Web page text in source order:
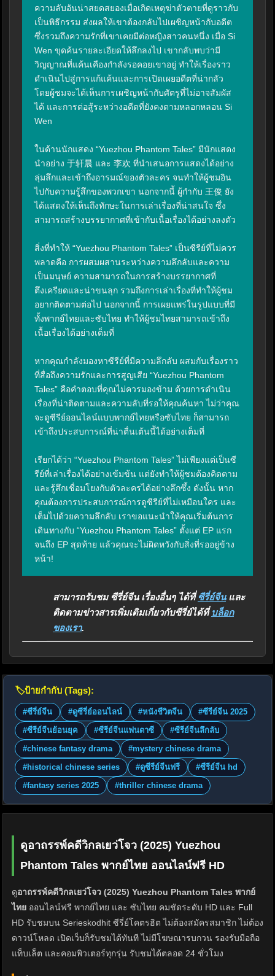
ความลับอันน่าสยดสยองเมื่อเกิดเหตุฆ่าตัวตายที่ดูราวกับ
เป็นพิธีกรรม ส่งผลให้เขาต้องกลับไปเผชิญหน้ากับอดีต
ซึ่งรวมถึงความรักที่เขาเคยมีต่อหญิงสาวคนหนึ่ง เมื่อ Si
Wen ขุดค้นรายละเอียดให้ลึกลงไป เขากลับพบว่ามี
วิญญาณที่แค้นเคืองกำลังรอคอยเขาอยู่ ทำให้เรื่องราว
ดำเนินไปสู่การแก้แค้นและการเปิดเผยอดีตที่น่ากลัว
โดยผู้ชมจะได้เห็นการเผชิญหน้ากับศัตรูที่ไม่อาจสัมผัส
ได้ และการต่อสู้ระหว่างอดีตที่ยังคงตามหลอกหลอน Si
Wen
ในด้านนักแสดง “Yuezhou Phantom Tales” มีนักแสดง
นำอย่าง 于轩晨 และ 李欢 ที่นำเสนอการแสดงได้อย่าง
ลุ่มลึกและเข้าถึงอารมณ์ของตัวละคร จนทำให้ผู้ชมอิน
ไปกับความรู้สึกของพวกเขา นอกจากนี้ ผู้กำกับ 王俊 ยัง
ได้แสดงให้เห็นถึงทักษะในการเล่าเรื่องที่น่าสนใจ ซึ่ง
สามารถสร้างบรรยากาศที่เข้ากับเนื้อเรื่องได้อย่างลงตัว
สิ่งที่ทำให้ “Yuezhou Phantom Tales” เป็นซีรีย์ที่ไม่ควร
พลาดคือ การผสมผสานระหว่างความลึกลับและความ
เป็นมนุษย์ ความสามารถในการสร้างบรรยากาศที่
ตึงเครียดและน่าขนลุก รวมถึงการเล่าเรื่องที่ทำให้ผู้ชม
อยากติดตามต่อไป นอกจากนี้ การเผยแพร่ในรูปแบบที่มี
ทั้งพากย์ไทยและซับไทย ทำให้ผู้ชมไทยสามารถเข้าถึง
เนื้อเรื่องได้อย่างเต็มที่
หากคุณกำลังมองหาซีรีย์ที่มีความลึกลับ ผสมกับเรื่องราว
ที่สื่อถึงความรักและการสูญเสีย “Yuezhou Phantom
Tales” คือคำตอบที่คุณไม่ควรมองข้าม ด้วยการดำเนิน
เรื่องที่น่าติดตามและความลับที่รอให้คุณค้นหา ไม่ว่าคุณ
จะดูซีรีย์ออนไลน์แบบพากย์ไทยหรือซับไทย ก็สามารถ
เข้าถึงประสบการณ์ที่น่าตื่นเต้นนี้ได้อย่างเต็มที่
เรียกได้ว่า “Yuezhou Phantom Tales” ไม่เพียงแต่เป็นซี
รีย์ที่เล่าเรื่องได้อย่างเข้มข้น แต่ยังทำให้ผู้ชมต้องคิดตาม
และรู้สึกเชื่อมโยงกับตัวละครได้อย่างลึกซึ้ง ดังนั้น หาก
คุณต้องการประสบการณ์การดูซีรีย์ที่ไม่เหมือนใคร และ
เต็มไปด้วยความลึกลับ เราขอแนะนำให้คุณเริ่มต้นการ
เดินทางกับ “Yuezhou Phantom Tales” ตั้งแต่ EP แรก
จนถึง EP สุดท้าย แล้วคุณจะไม่ผิดหวังกับสิ่งที่รออยู่ข้าง
หน้า!
สามารถรับชม ซีรี่ย์จีน เรื่องอื่นๆ ได้ที่ซีรี่ย์จีนและ
ติดตามข่าวสารเพิ่มเติมเกี่ยวกับซีรี่ย์ได้ที่ บล็อก
ของเรา.
🏷️ป้ายกำกับ (Tags):
#ซีรี่ย์จีน #ดูซีรี่ย์ออนไลน์ #หนังชีวิตจีน
#ซีรีย์จีน 2025
#ซีรีย์จีนย้อนยุค
#ซีรีย์จีนแฟนตาซี
#ซีรีย์จีนลึกลับ
#chinese fantasy drama
#mystery chinese drama
#historical chinese series
#ดูซีรีย์จีนฟรี
#ซีรีย์จีน hd
#fantasy series 2025
#thriller chinese drama
ดูอาถรรพ์คดีวิกลเยว่โจว (2025) Yuezhou
Phantom Tales พากย์ไทย ออนไลน์ฟรี HD
ดูอาถรรพ์คดีวิกลเยว่โจว (2025) Yuezhou Phantom Tales พากย์
ไทย ออนไลน์ฟรี พากย์ไทย และ ซับไทย คมชัดระดับ HD และ Full
HD รับชมบน Serieskodhit ซีรี่ย์โคตรฮิต ไม่ต้องสมัครสมาชิก ไม่ต้อง
ดาวน์โหลด เปิดเว็บก็รับชมได้ทันที ไม่มีโฆษณารบกวน รองรับมือถือ
แท็บเล็ต และคอมพิวเตอร์ทุกรุ่น รับชมได้ตลอด 24 ชั่วโมง